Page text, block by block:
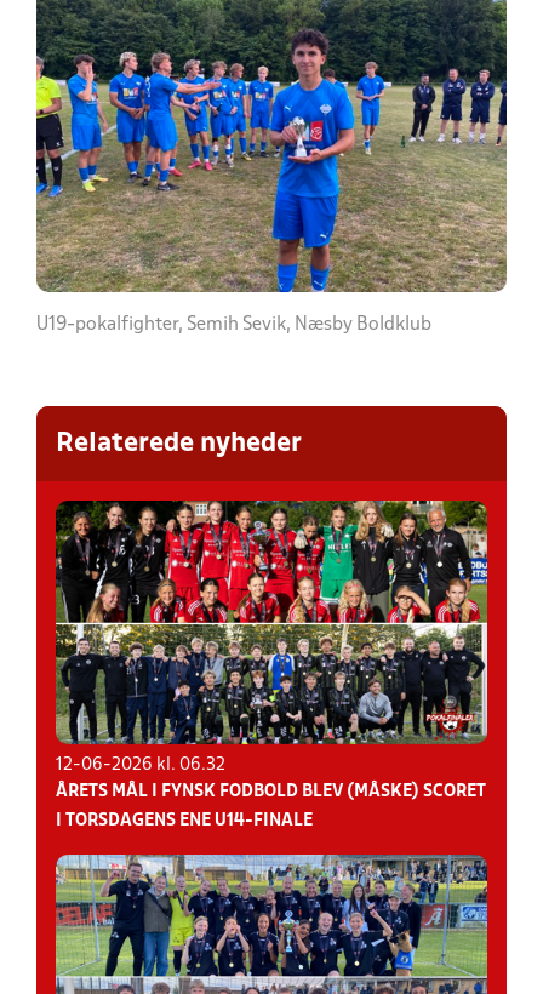
U19-pokalfighter, Semih Sevik, Næsby Boldklub
Relaterede nyheder
12-06-2026 kl. 06.32
ÅRETS MÅL I FYNSK FODBOLD BLEV (MÅSKE) SCORET
I TORSDAGENS ENE U14-FINALE